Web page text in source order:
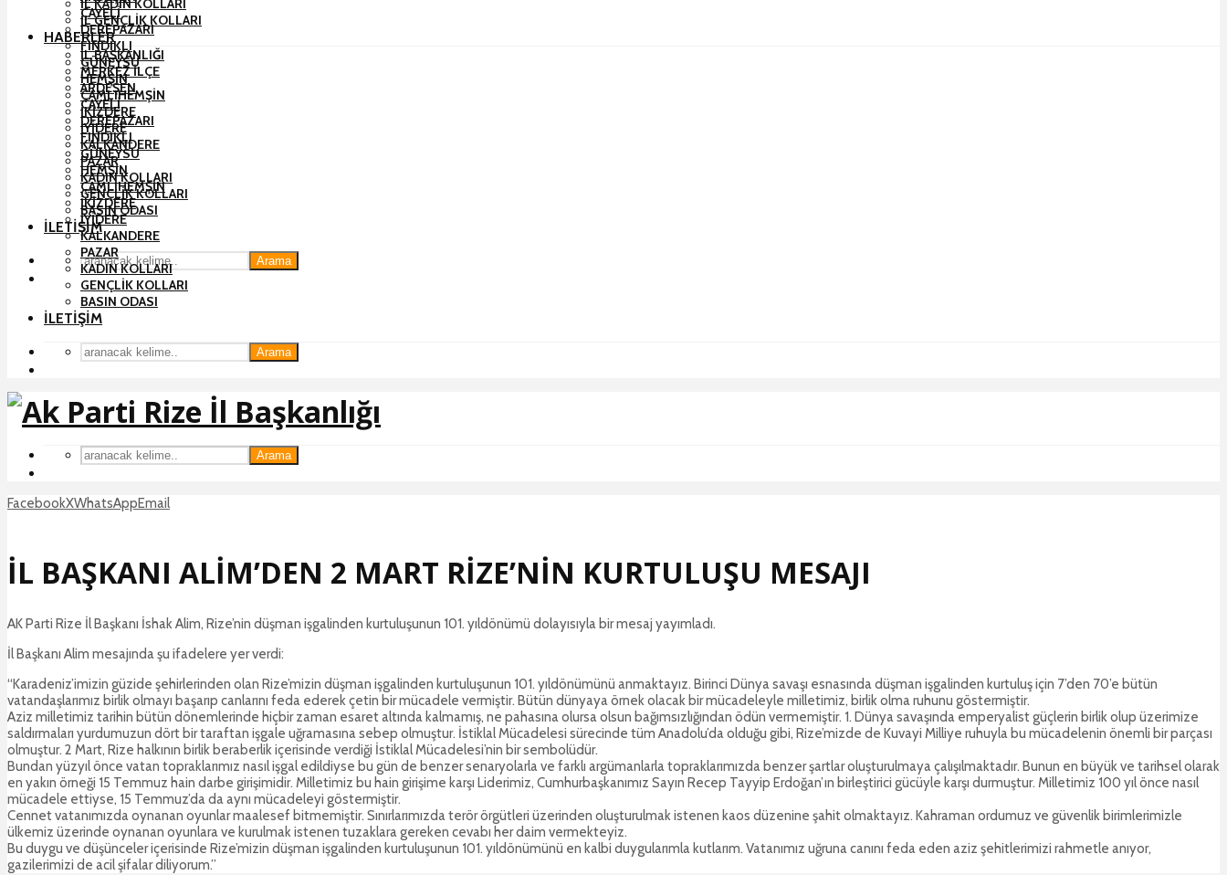
ÇAYELI
DEREPAZARI
FINDIKLI
GÜNEYSU
HEMŞIN
ÇAMLIHEMŞIN
İKIZDERE
İYIDERE
KALKANDERE
PAZAR
KADIN KOLLARI
GENÇLIK KOLLARI
BASIN ODASI
İLETIŞIM
Arama
İL KADIN KOLLARI
İL GENÇLIK KOLLARI
HABERLER
İL BAŞKANLIĞI
MERKEZ İLÇE
ARDEŞEN
ÇAYELI
DEREPAZARI
FINDIKLI
GÜNEYSU
HEMŞIN
ÇAMLIHEMŞIN
İKIZDERE
İYIDERE
KALKANDERE
PAZAR
KADIN KOLLARI
GENÇLIK KOLLARI
BASIN ODASI
İLETIŞIM
Arama
Arama
FacebookXWhatsAppEmail
İL BAŞKANI ALİM’DEN 2 MART RİZE’NİN KURTULUŞU MESAJI
AK Parti Rize İl Başkanı İshak Alim, Rize’nin düşman işgalinden kurtuluşunun 101. yıldönümü dolayısıyla bir mesaj yayımladı.
İl Başkanı Alim mesajında şu ifadelere yer verdi:
“Karadeniz’imizin güzide şehirlerinden olan Rize’mizin düşman işgalinden kurtuluşunun 101. yıldönümünü anmaktayız. Birinci Dünya savaşı esnasında düşman işgalinden kurtuluş için 7’den 70’e bütün
vatandaşlarımız birlik olmayı başarıp canlarını feda ederek çetin bir mücadele vermiştir. Bütün dünyaya örnek olacak bir mücadeleyle milletimiz, birlik olma ruhunu göstermiştir.
Aziz milletimiz tarihin bütün dönemlerinde hiçbir zaman esaret altında kalmamış, ne pahasına olursa olsun bağımsızlığından ödün vermemiştir. 1. Dünya savaşında emperyalist güçlerin birlik olup üzerimize
saldırmaları yurdumuzun dört bir taraftan işgale uğramasına sebep olmuştur. İstiklal Mücadelesi sürecinde tüm Anadolu’da olduğu gibi, Rize’mizde de Kuvayi Milliye ruhuyla bu mücadelenin önemli bir parçası
olmuştur. 2 Mart, Rize halkının birlik beraberlik içerisinde verdiği İstiklal Mücadelesi’nin bir sembolüdür.
Bundan yüzyıl önce vatan topraklarımız nasıl işgal edildiyse bu gün de benzer senaryolarla ve farklı argümanlarla topraklarımızda benzer şartlar oluşturulmaya çalışılmaktadır. Bunun en büyük ve tarihsel olarak
en yakın örneği 15 Temmuz hain darbe girişimidir. Milletimiz bu hain girişime karşı Liderimiz, Cumhurbaşkanımız Sayın Recep Tayyip Erdoğan’ın birleştirici gücüyle karşı durmuştur. Milletimiz 100 yıl önce nasıl
mücadele ettiyse, 15 Temmuz’da da aynı mücadeleyi göstermiştir.
Cennet vatanımızda oynanan oyunlar maalesef bitmemiştir. Sınırlarımızda terör örgütleri üzerinden oluşturulmak istenen kaos düzenine şahit olmaktayız. Kahraman ordumuz ve güvenlik birimlerimizle
ülkemiz üzerinde oynanan oyunlara ve kurulmak istenen tuzaklara gereken cevabı her daim vermekteyiz.
Bu duygu ve düşünceler içerisinde Rize’mizin düşman işgalinden kurtuluşunun 101. yıldönümünü en kalbi duygularımla kutlarım. Vatanımız uğruna canını feda eden aziz şehitlerimizi rahmetle anıyor,
gazilerimizi de acil şifalar diliyorum.”